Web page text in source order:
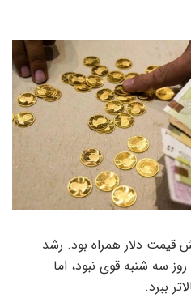
قیمت دلار همراه بود. رشد
سه شنبه قوی نبود، اما
ببرد.